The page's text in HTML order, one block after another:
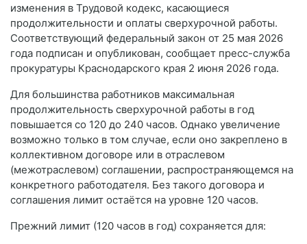
изменения в Трудовой кодекс, касающиеся
продолжительности и оплаты сверхурочной работы.
Соответствующий федеральный закон от 25 мая 2026
года подписан и опубликован, сообщает пресс-служба
прокуратуры Краснодарского края 2 июня 2026 года.
Для большинства работников максимальная
продолжительность сверхурочной работы в год
повышается со 120 до 240 часов. Однако увеличение
возможно только в том случае, если оно закреплено в
коллективном договоре или в отраслевом
(межотраслевом) соглашении, распространяющемся на
конкретного работодателя. Без такого договора и
соглашения лимит остаётся на уровне 120 часов.
Прежний лимит (120 часов в год) сохраняется для: